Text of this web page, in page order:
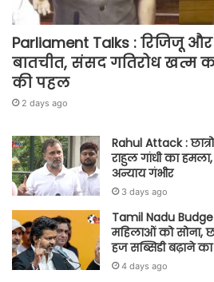
Parliament Talks : रिजिजू
बातचीत, संसद गतिरोध खत्म
की पहल
2 days ago
Rahul Attack :
राहुल गांधी का
अन्याय गंभीर
3 days ago
Tamil Nadu
महिलाओं को सोना,
हज सब्सिडी बढ़ाने
4 days ago